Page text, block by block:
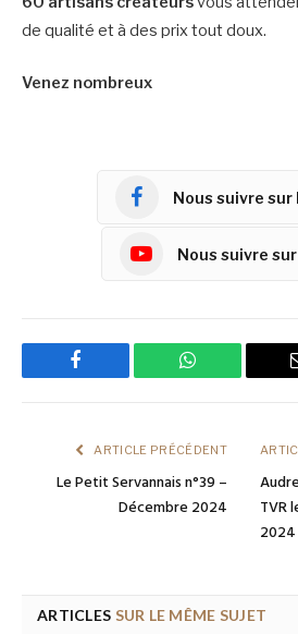
de qualité et à des prix tout doux.
Venez nombreux
Nous suivre sur
Nous suivre
Facebook WhatsApp
ARTICLE PRÉCÉDENT
Le Petit Servannais n°39 –
Décembre 2024
TVR
2024
ARTICLES SUR LE MÊME SUJET